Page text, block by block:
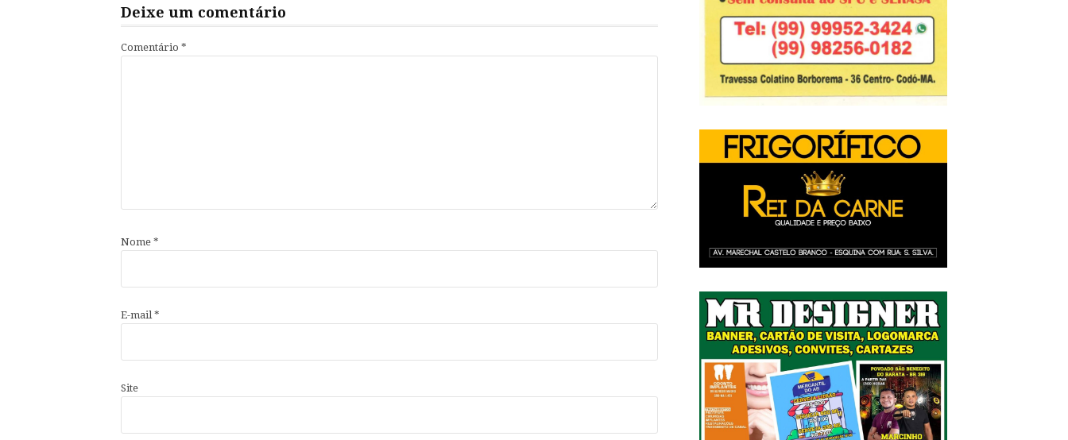
Deixe um comentário
Comentário *
Nome *
E-mail*
Site